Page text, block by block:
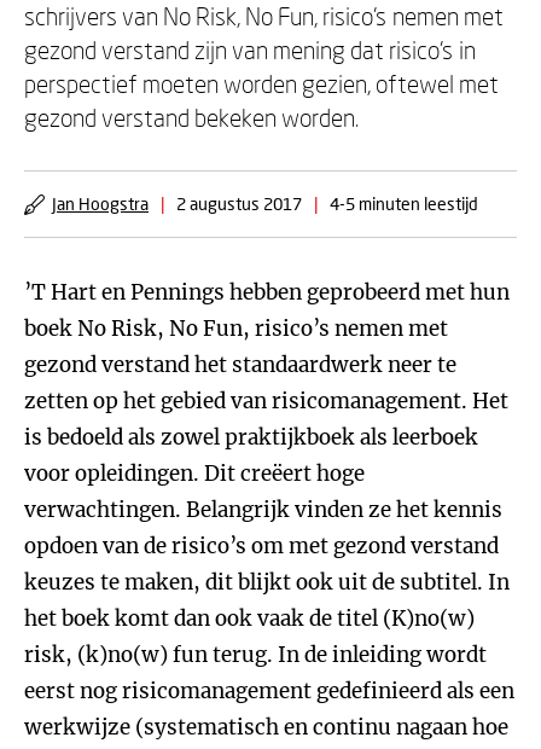
schrijvers van No Risk, No Fun, risico’s nemen met
gezond verstand zijn van mening dat risico’s in
perspectief moeten worden gezien, oftewel met
gezond verstand bekeken worden.
Jan Hoogstra | 2 augustus 2017 | 4-5 minuten leestijd
’T Hart en Pennings hebben geprobeerd met hun
boek No Risk, No Fun, risico’s nemen met
gezond verstand het standaardwerk neer te
zetten op het gebied van risicomanagement. Het
is bedoeld als zowel praktijkboek als leerboek
voor opleidingen. Dit creëert hoge
verwachtingen. Belangrijk vinden ze het kennis
opdoen van de risico’s om met gezond verstand
keuzes te maken, dit blijkt ook uit de subtitel. In
het boek komt dan ook vaak de titel (K)no(w)
risk, (k)no(w) fun terug. In de inleiding wordt
eerst nog risicomanagement gedefinieerd als een
werkwijze (systematisch en continu nagaan hoe